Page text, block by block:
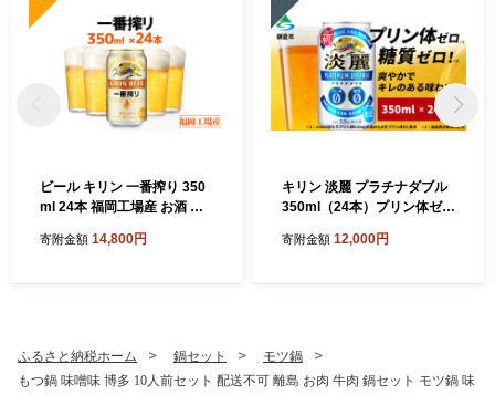
ビール キリン 一番搾り 350
ml 24本 福岡工場産 お酒 キ
ル ギフト 内祝い ケース 一番
寄附金額 14,800円
キリン 淡麗 プラチナダブル
350ml（24本）プリン体ゼロ
福岡工場産 ALC.5.5% アル
寄附金額 12,000円
ふるさと納税ホーム 鍋セット
モツ鍋
もつ鍋 味噌味 博多 10人前セット 配送不可 離島 お肉 牛肉 鍋セット モツ鍋 味